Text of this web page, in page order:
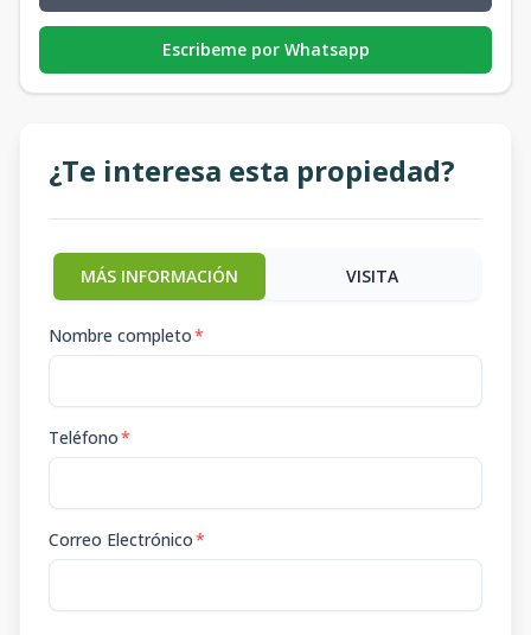
Escribeme por Whatsapp
¿Te interesa esta propiedad?
MÁS INFORMACIÓN VISITA
Nombre completo*
Teléfono*
Correo Electrónico*